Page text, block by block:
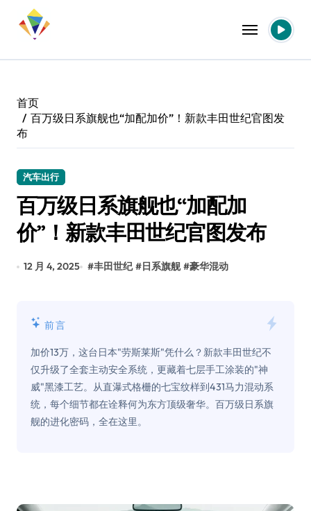
首页
百万级日系旗舰也“加配加价”！新款丰田世纪官图发
布
汽车出行
百万级日系旗舰也“加配加
价”！新款丰田世纪官图发布
12 月 4, 2025 #丰田世纪 #日系旗舰 #豪华混动
前言
加价13万，这台日本"劳斯莱斯"凭什么？新款丰田世纪不
仅升级了全套主动安全系统，更藏着七层手工涂装的"神
威"黑漆工艺。从直瀑式格栅的七宝纹样到431马力混动系
统，每个细节都在诠释何为东方顶级奢华。百万级日系旗
舰的进化密码，全在这里。